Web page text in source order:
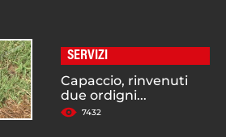
SERVIZI
Capaccio, rinvenuti
due ordigni...
7432